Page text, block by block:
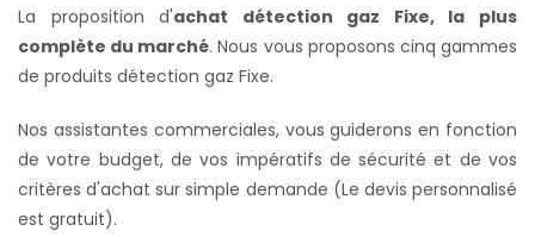
La proposition d'achat détection gaz Fixe, la plus
complète du marché. Nous vous proposons cinq gammes
de produits détection gaz Fixe.
Nos assistantes commerciales, vous guiderons en fonction
de votre budget, de vos impératifs de sécurité et de vos
critères d'achat sur simple demande (Le devis personnalisé
est gratuit).